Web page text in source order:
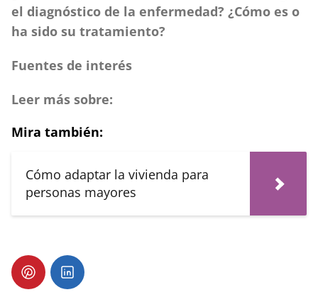
el diagnóstico de la enfermedad? ¿Cómo es o
ha sido su tratamiento?
Fuentes de interés
Leer más sobre:
Mira también:
Cómo adaptar la vivienda para
personas mayores